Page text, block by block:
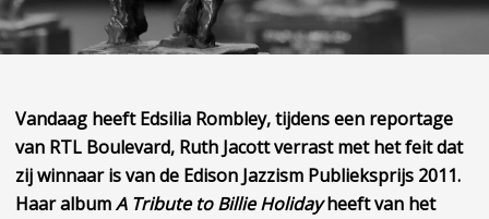
Vandaag heeft Edsilia Rombley, tijdens een reportage
van RTL Boulevard, Ruth Jacott verrast met het feit dat
zij winnaar is van de Edison Jazzism Publieksprijs 2011.
Haar albumA Tribute to Billie Holidayheeft van het